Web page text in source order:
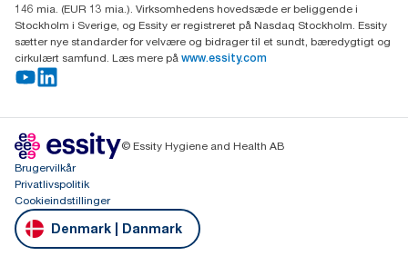
146 mia. (EUR 13 mia.). Virksomhedens hovedsæde er beliggende i
Stockholm i Sverige, og Essity er registreret på Nasdaq Stockholm. Essity
sætter nye standarder for velvære og bidrager til et sundt, bæredygtigt og
cirkulært samfund. Læs mere på www.essity.com
© Essity Hygiene and Health AB
Brugervilkår
Privatlivspolitik
Cookieindstillinger
Denmark | Danmark